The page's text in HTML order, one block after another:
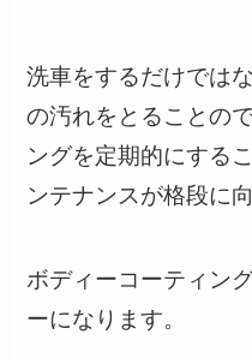
洗車をするだけでは
の汚れをとることの
ングを定期的にする
ンテナンスが格段に
ボディーコーティン
ーになります。